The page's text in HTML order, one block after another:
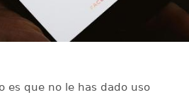
es que no le has dado uso